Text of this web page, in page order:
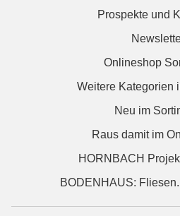
Prospekte und
Onlineshop
Weitere Kategorien
Neu im
Raus damit im
HORNBACH
BODENHAUS: